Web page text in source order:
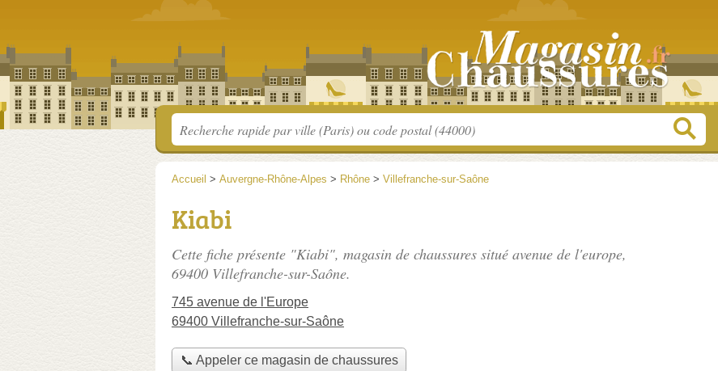
Accueil > Auvergne-Rhône-Alpes > Rhône > Villefranche-sur-Saône
Kiabi
Cette fiche présente "Kiabi", magasin de chaussures situé avenue de l'europe,
69400 Villefranche-sur-Saône.
745 avenue de l'Europe
69400 Villefranche-sur-Saône
📞 Appeler ce magasin de chaussures